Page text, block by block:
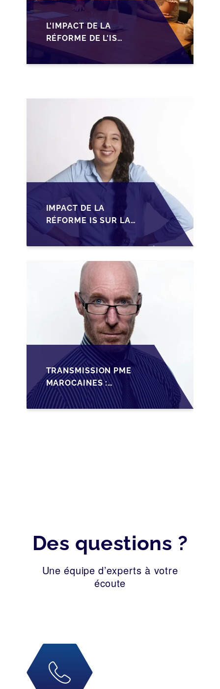
L'IMPACT DE LA
RÉFORME DE L'IS
MAROCAIN SUR LA
TRANSMISSION DES
IMPACT DE LA
RÉFORME IS SUR LA
TRANSMISSION DES
PME FAMILIALES AU
TRANSMISSION PME
MAROCAINES :
SÉCURISER LA
CESSION AVEC LES
Des questions ?
Une équipe d’experts à votre
écoute